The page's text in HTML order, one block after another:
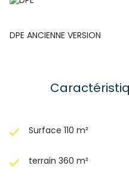
DPE ANCIENNE VERSION
Surface 110 m²
terrain 360 m²